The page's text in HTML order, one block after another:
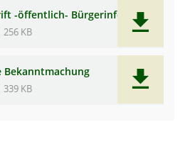
-öffentlich- Bürgerinfo
256 KB
Bekanntmachung
339 KB